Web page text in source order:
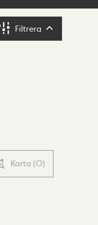
Filtrera Filtrera
Karta (0)